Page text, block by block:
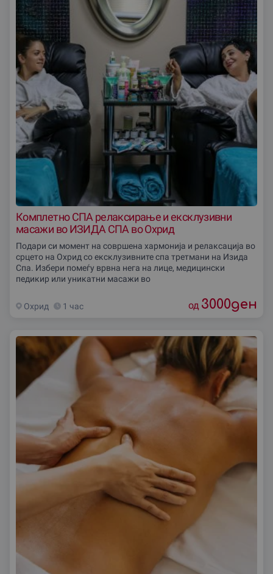
Комплетно СПА релаксирање и ексклузивни
масажи во ИЗИДА СПА во Охрид
Подари си момент на совршена хармонија и релаксација во
срцето на Охрид со ексклузивните спа третмани на Изида
Спа. Избери помеѓу врвна нега на лице, медицински
педикир или уникатни масажи во
Охрид 1 час од 3000ден